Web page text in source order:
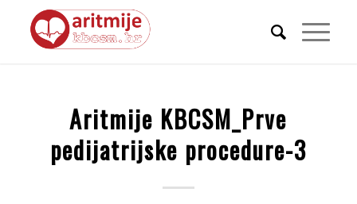
Aritmije KBCSM_Prve
pedijatrijske procedure-3